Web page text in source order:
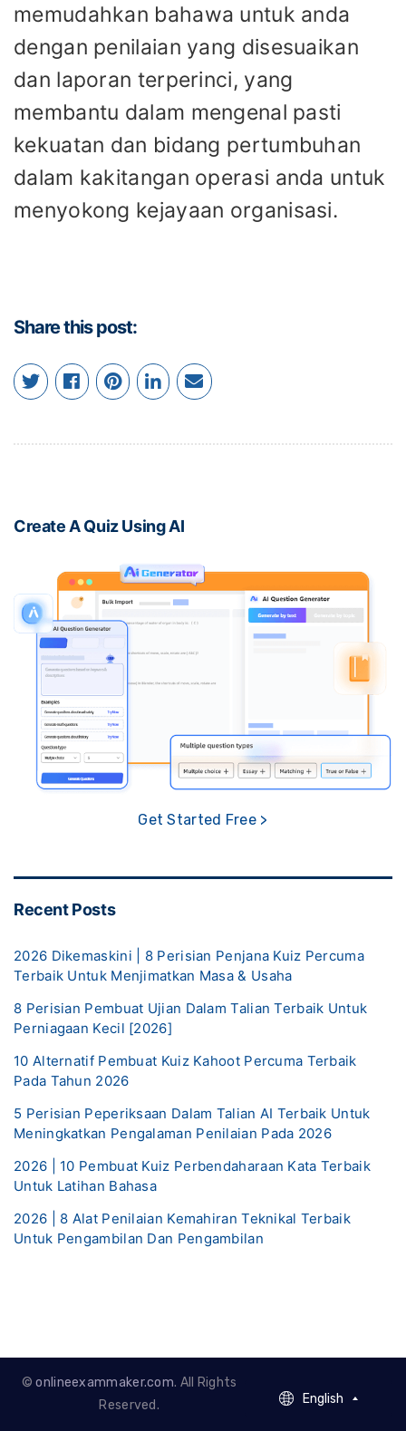
memudahkan bahawa untuk anda
dengan penilaian yang disesuaikan
dan laporan terperinci, yang
membantu dalam mengenal pasti
kekuatan dan bidang pertumbuhan
dalam kakitangan operasi anda untuk
menyokong kejayaan organisasi.
Share this post:
Create A Quiz Using AI
Get Started Free >
Recent Posts
2026 Dikemaskini | 8 Perisian Penjana Kuiz Percuma
Terbaik Untuk Menjimatkan Masa & Usaha
8 Perisian Pembuat Ujian Dalam Talian Terbaik Untuk
Perniagaan Kecil [2026]
10 Alternatif Pembuat Kuiz Kahoot Percuma Terbaik
Pada Tahun 2026
5 Perisian Peperiksaan Dalam Talian AI Terbaik Untuk
Meningkatkan Pengalaman Penilaian Pada 2026
2026 | 10 Pembuat Kuiz Perbendaharaan Kata Terbaik
Untuk Latihan Bahasa
2026 | 8 Alat Penilaian Kemahiran Teknikal Terbaik
Untuk Pengambilan Dan Pengambilan
©onlineexammaker.com. All Rights
Reserved.
English
English